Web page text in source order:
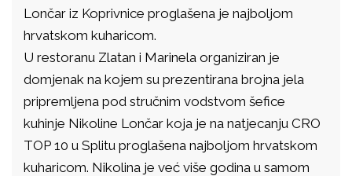
Lončar iz Koprivnice proglašena je najboljom
hrvatskom kuharicom.
U restoranu Zlatan i Marinela organiziran je
domjenak na kojem su prezentirana brojna jela
pripremljena pod stručnim vodstvom šefice
kuhinje Nikoline Lončar koja je na natjecanju CRO
TOP 10 u Splitu proglašena najboljom hrvatskom
kuharicom. Nikolina je već više godina u samom